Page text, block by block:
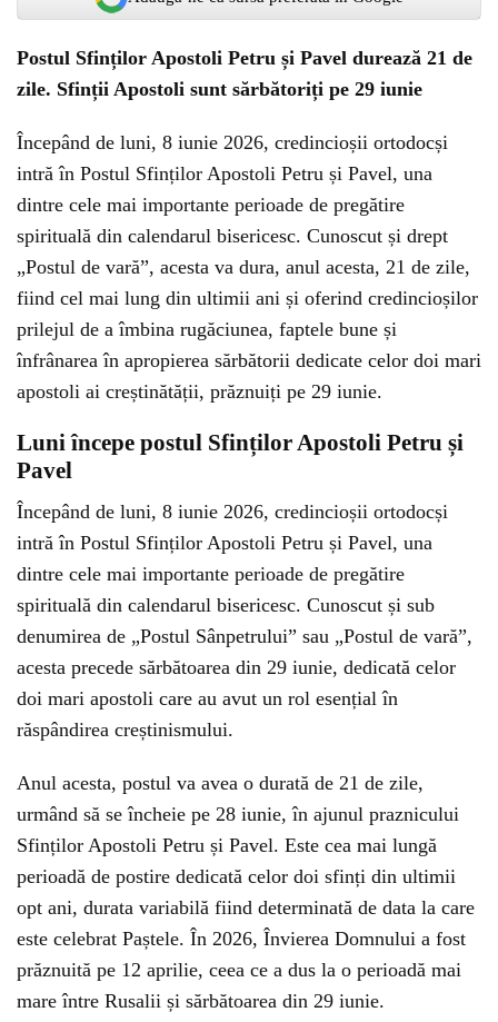
Postul Sfinților Apostoli Petru și Pavel durează 21 de
zile. Sfinții Apostoli sunt sărbătoriți pe 29 iunie
Începând de luni, 8 iunie 2026, credincioșii ortodocși
intră în Postul Sfinților Apostoli Petru și Pavel, una
dintre cele mai importante perioade de pregătire
spirituală din calendarul bisericesc. Cunoscut și drept
„Postul de vară”, acesta va dura, anul acesta, 21 de zile,
fiind cel mai lung din ultimii ani și oferind credincioșilor
prilejul de a îmbina rugăciunea, faptele bune și
înfrânarea în apropierea sărbătorii dedicate celor doi mari
apostoli ai creștinătății, prăznuiți pe 29 iunie.
Luni începe postul Sfinților Apostoli Petru și
Pavel
Începând de luni, 8 iunie 2026, credincioșii ortodocși
intră în Postul Sfinților Apostoli Petru și Pavel, una
dintre cele mai importante perioade de pregătire
spirituală din calendarul bisericesc. Cunoscut și sub
denumirea de „Postul Sânpetrului” sau „Postul de vară”,
acesta precede sărbătoarea din 29 iunie, dedicată celor
doi mari apostoli care au avut un rol esențial în
răspândirea creștinismului.
Anul acesta, postul va avea o durată de 21 de zile,
urmând să se încheie pe 28 iunie, în ajunul praznicului
Sfinților Apostoli Petru și Pavel. Este cea mai lungă
perioadă de postire dedicată celor doi sfinți din ultimii
opt ani, durata variabilă fiind determinată de data la care
este celebrat Paștele. În 2026, Învierea Domnului a fost
prăznuită pe 12 aprilie, ceea ce a dus la o perioadă mai
mare între Rusalii și sărbătoarea din 29 iunie.